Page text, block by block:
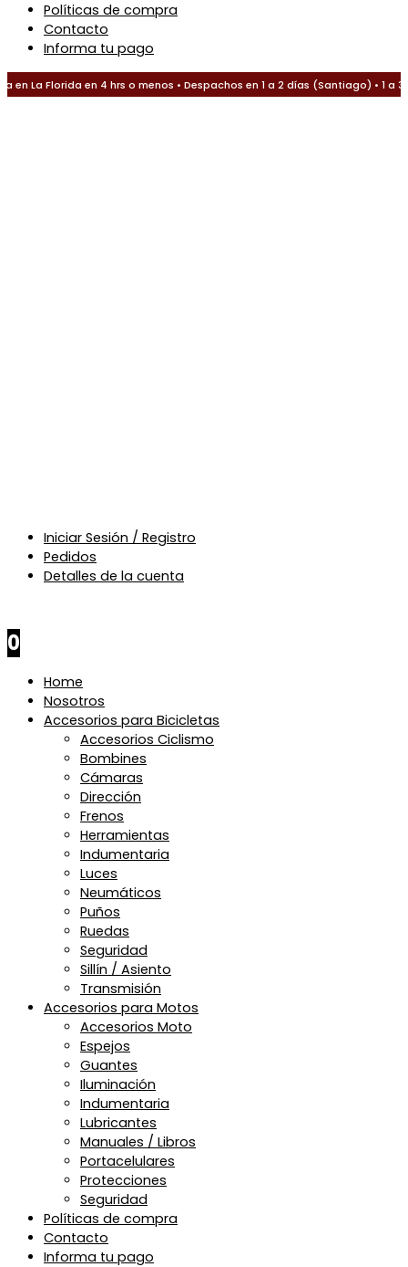
Políticas de compra
Contacto
Informa tu pago
La Florida en 4 hrs o menos • Despachos en 1 a 2 días (Santiago) • 1 a
Iniciar Sesión / Registro
Pedidos
Detalles de la cuenta
0
Home
Nosotros
Accesorios para Bicicletas
Accesorios Ciclismo
Bombines
Cámaras
Dirección
Frenos
Herramientas
Indumentaria
Luces
Neumáticos
Puños
Ruedas
Seguridad
Sillín / Asiento
Transmisión
Accesorios para Motos
Accesorios Moto
Espejos
Guantes
Iluminación
Indumentaria
Lubricantes
Manuales / Libros
Portacelulares
Protecciones
Seguridad
Políticas de compra
Contacto
Informa tu pago